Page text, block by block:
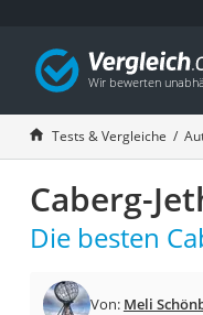
Tests & Vergleiche
Caberg-
Die besten
Von: Meli